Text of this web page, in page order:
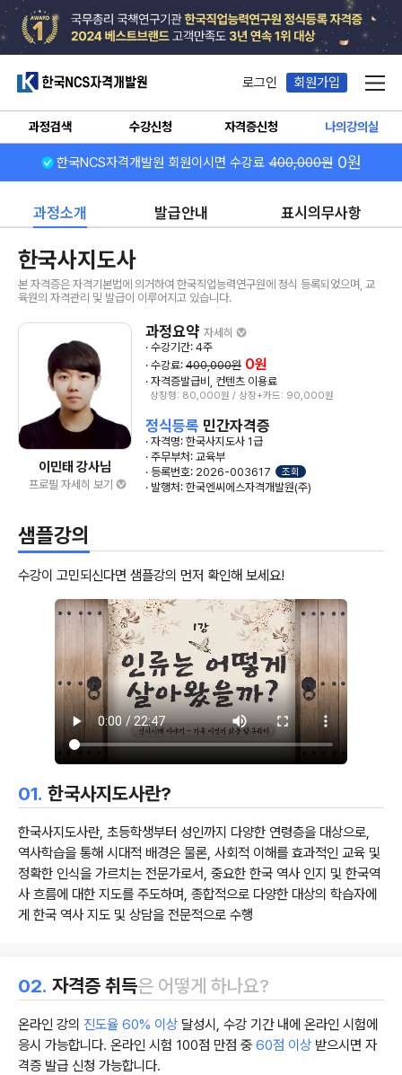
한국NCS자격개발원 로그인 회원가입 메뉴
과정검색 수강신청 자격증신청 나의강의실
한국NCS자격개발원 회원이시면 수강료 400,000원 0원
과정소개 발급안내 표시의무사항
한국사지도사
본 자격증은 자격기본법에 의거하여 한국직업능력연구원에 정식 등록되었으며, 교
육원의 자격관리 및 발급이 이루어지고 있습니다.
이민태 강사님
프로필 자세히 보기
과정요약 자세히
· 수강기간: 4주
· 수강료: 400,000원 0원
· 자격증발급비, 컨텐츠 이용료
상장형: 80,000원 / 상장+카드: 90,000원
정식등록 민간자격증
· 자격명: 한국사지도사 1급
· 주무부처: 교육부
· 등록번호: 2026-003617
조회
· 발행처: 한국엔씨에스자격개발원(주)
샘플강의
수강이 고민되신다면 샘플강의 먼저 확인해 보세요!
01. 한국사지도사란?
한국사지도사란, 초등학생부터 성인까지 다양한 연령층을 대상으로,
역사학습을 통해 시대적 배경은 물론, 사회적 이해를 효과적인 교육 및
정확한 인식을 가르치는 전문가로서, 중요한 한국 역사 인지 및 한국역
사 흐름에 대한 지도를 주도하며, 종합적으로 다양한 대상의 학습자에
게 한국 역사 지도 및 상담을 전문적으로 수행
02. 자격증 취득은 어떻게 하나요?
온라인 강의 진도율 60% 이상 달성시, 수강 기간 내에 온라인 시험에
응시 가능합니다. 온라인 시험 100점 만점 중 60점 이상 받으시면 자
격증 발급 신청 가능합니다.